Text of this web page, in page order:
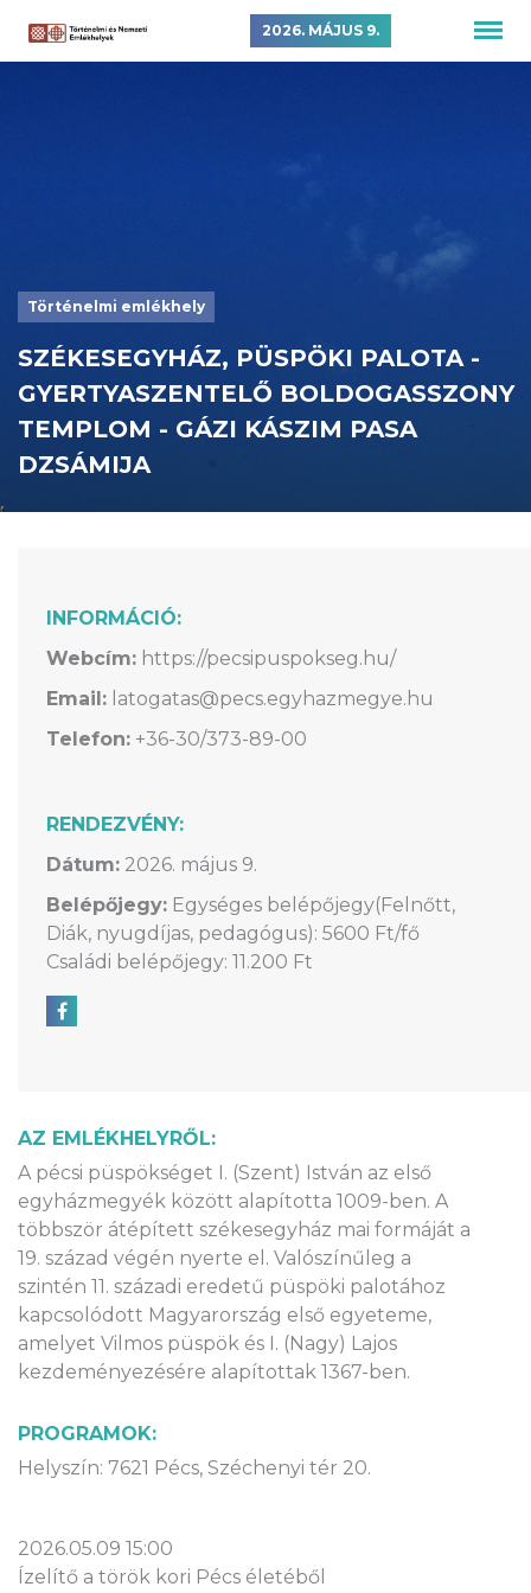
2026. MÁJUS 9.
Történelmi emlékhely
SZÉKESEGYHÁZ, PÜSPÖKI PALOTA -
GYERTYASZENTELŐ BOLDOGASSZONY
TEMPLOM - GÁZI KÁSZIM PASA
DZSÁMIJA
AZ EMLÉKHELYRŐL:
A pécsi püspökséget I. (Szent) István az első
egyházmegyék között alapította 1009-ben. A
többször átépített székesegyház mai formáját a
19. század végén nyerte el. Valószínűleg a
szintén 11. századi eredetű püspöki palotához
kapcsolódott Magyarország első egyeteme,
amelyet Vilmos püspök és I. (Nagy) Lajos
kezdeményezésére alapítottak 1367-ben.
PROGRAMOK:
Helyszín: 7621 Pécs, Széchenyi tér 20.
2026.05.09 15:00
Ízelítő a török kori Pécs életéből
INFORMÁCIÓ:
Webcím: https://pecsipuspokseg.hu/
Email: latogatas@pecs.egyhazmegye.hu
Telefon: +36-30/373-89-00
RENDEZVÉNY:
Dátum: 2026. május 9.
Belépőjegy: Egységes belépőjegy(Felnőtt,
Diák, nyugdíjas, pedagógus): 5600 Ft/fő
Családi belépőjegy: 11.200 Ft
Megosztás Facebookon